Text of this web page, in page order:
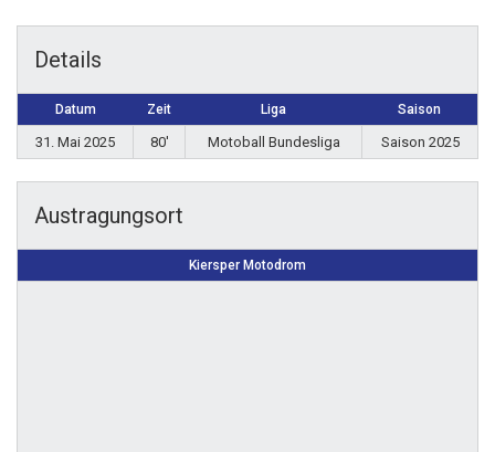
Details
Datum Zeit Liga Saison
31. Mai 2025 80' Motoball Bundesliga Saison 2025
Austragungsort
Kiersper Motodrom